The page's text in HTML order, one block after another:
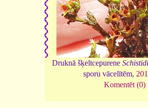
Druknā šķeltcepurene
sporu vācelītēm,
Komentēt (0)